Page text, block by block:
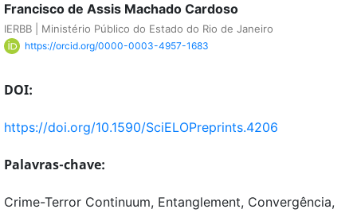
Francisco de Assis Machado Cardoso
IERBB | Ministério Público do Estado do Rio de Janeiro
https://orcid.org/0000-0003-4957-1683
DOI:
https://doi.org/10.1590/SciELOPreprints.4206
Palavras-chave:
Crime-Terror Continuum, Entanglement, Convergência,